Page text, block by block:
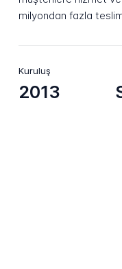
milyondan fazla
Kuruluş
2013